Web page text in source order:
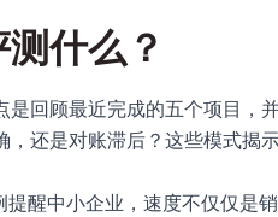
什么？
是回顾最近完成的五个项目，
还是对账滞后？这些模式揭
醒中小企业，速度不仅仅是